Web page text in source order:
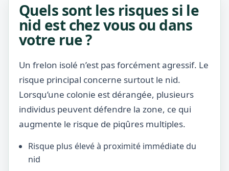
Quels sont les risques si le
nid est chez vous ou dans
votre rue ?
Un frelon isolé n’est pas forcément agressif. Le
risque principal concerne surtout le nid.
Lorsqu’une colonie est dérangée, plusieurs
individus peuvent défendre la zone, ce qui
augmente le risque de piqûres multiples.
Risque plus élevé à proximité immédiate du
nid